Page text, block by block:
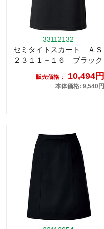
33112132
セミタイトスカート ＡＳ
２３１１－１６ ブラック
販売価格： 10,494円
本体価格: 9,540円